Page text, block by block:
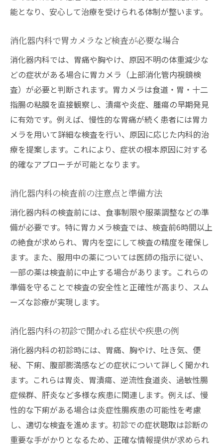
能となり、安心して治療を受けられる体制が整います。
消化器内科で胃カメラなど検査が必要な場合
消化器内科では、胃痛や胸やけ、原因不明の体重減少な
どの症状がある場合に胃カメラ（上部消化管内視鏡検
査）が必要と判断されます。胃カメラは食道・胃・十二
指腸の粘膜を直接観察し、潰瘍や炎症、腫瘍の早期発見
に有効です。例えば、慢性的な胃痛が続く患者には胃カ
メラを用いて詳細な検査を行い、原因に応じた内科的治
療を提案します。これにより、症状の根本原因に対する
的確なアプローチが可能となります。
消化器内科の検査前の注意点と準備方法
消化器内科の検査前には、食事制限や服薬調整などの準
備が必要です。特に胃カメラ検査では、検査前6時間以上
の絶食が求められ、胃内を空にして検査の精度を確保し
ます。また、服用中の薬については医師の指示に従い、
一部の薬は検査前に中止する場合があります。これらの
準備を守ることで検査の安全性と正確性が高まり、スム
ーズな診療が実現します。
消化器内科の初診で聞かれる症状や疾患の例
消化器内科の初診時には、胃痛、胸やけ、吐き気、便
秘、下痢、腹部膨満感などの症状について詳しく聞かれ
ます。これらは胃炎、胃潰瘍、逆流性食道炎、過敏性腸
症候群、肝炎など多様な疾患に関連します。例えば、慢
性的な下痢がある場合は炎症性腸疾患の可能性を考慮
し、適切な検査を進めます。初診での症状聴取は診断の
重要な手がかりとなるため、正確な情報提供が求められ